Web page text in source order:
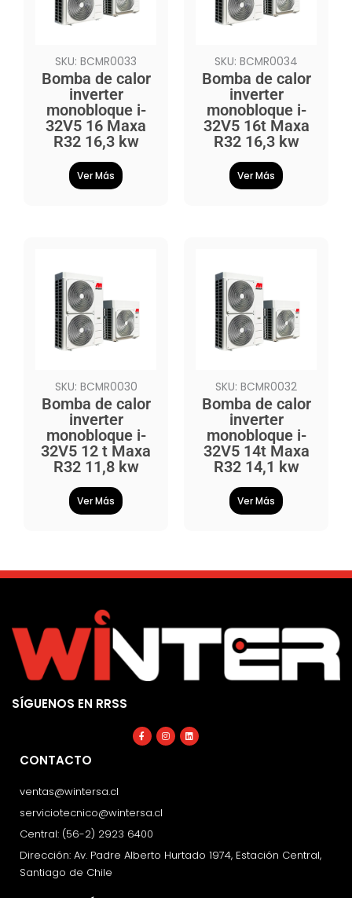
SKU: BCMR0033
Bomba de calor
inverter
monobloque i-
32V5 16 Maxa
R32 16,3 kw
Ver Más
SKU: BCMR0034
Bomba de calor
inverter
monobloque i-
32V5 16t Maxa
R32 16,3 kw
Ver Más
SKU: BCMR0030
Bomba de calor
inverter
monobloque i-
32V5 12 t Maxa
R32 11,8 kw
Ver Más
SKU: BCMR0032
Bomba de calor
inverter
monobloque i-
32V5 14t Maxa
R32 14,1 kw
Ver Más
SÍGUENOS EN RRSS
Facebook-
f
Instagram
Linkedin
CONTACTO
ventas@wintersa.cl
serviciotecnico@wintersa.cl
Central: (56-2) 2923 6400
Dirección: Av. Padre Alberto Hurtado 1974, Estación Central,
Santiago de Chile